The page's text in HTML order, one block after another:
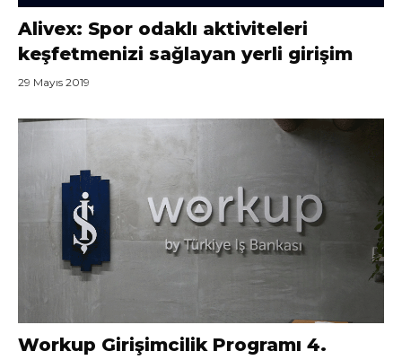
Alivex: Spor odaklı aktiviteleri
keşfetmenizi sağlayan yerli girişim
29 Mayıs 2019
Workup Girişimcilik Programı 4.